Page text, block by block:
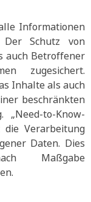
Informationen
Der Schutz von
auch Betroffener
zugesichert.
Inhalte als auch
beschränkten
„Need-to-Know-
die Verarbeitung
Daten. Dies
Maßgabe